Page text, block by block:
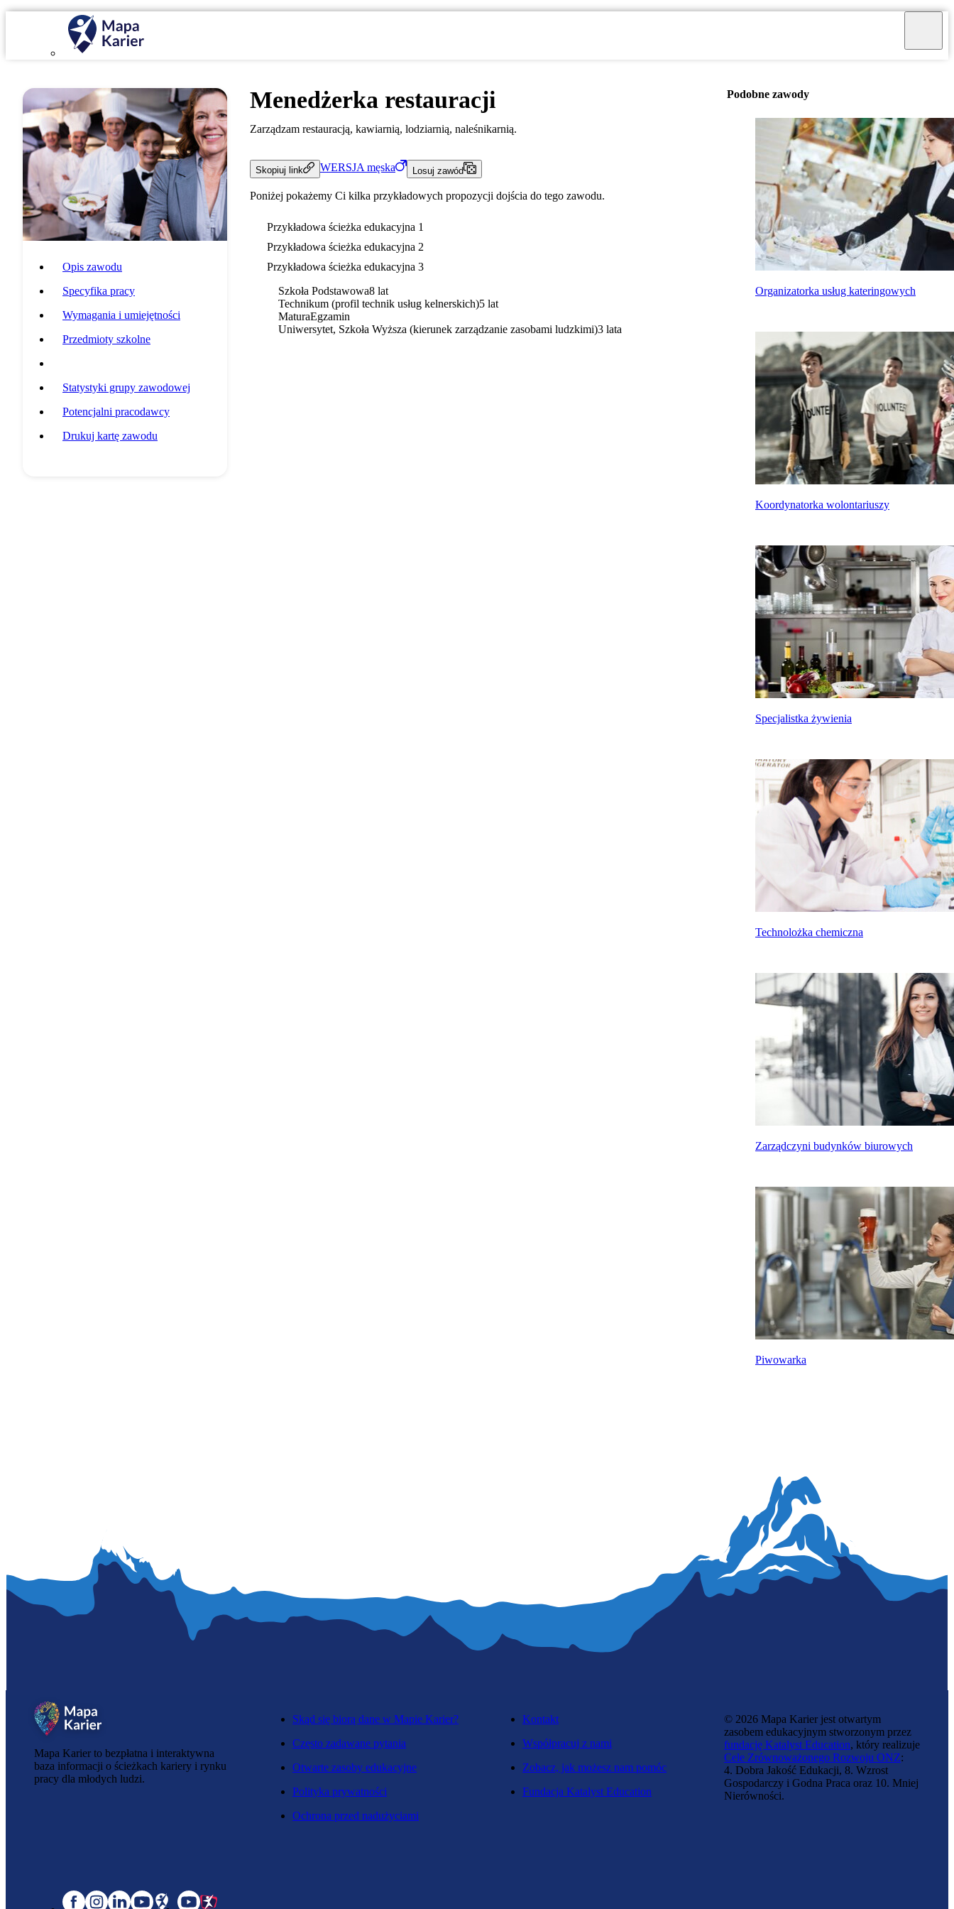
Opis zawodu
Specyfika pracy
Wymagania i umiejętności
Przedmioty szkolne
Statystyki grupy zawodowej
Potencjalni pracodawcy
Drukuj kartę zawodu
Menedżerka restauracji
Zarządzam restauracją, kawiarnią, lodziarnią, naleśnikarnią.
Skopiuj link WERSJA męska Losuj zawód
Poniżej pokażemy Ci kilka przykładowych propozycji dojścia do tego zawodu.
Przykładowa ścieżka edukacyjna 1
Przykładowa ścieżka edukacyjna 2
Przykładowa ścieżka edukacyjna 3
Szkoła Podstawowa8 lat
Technikum (profil technik usług kelnerskich)5 lat
MaturaEgzamin
Uniwersytet, Szkoła Wyższa (kierunek zarządzanie zasobami ludzkimi)3 lata
Podobne zawody
Organizatorka usług kateringowych
Koordynatorka wolontariuszy
Specjalistka żywienia
Technolożka chemiczna
Zarządczyni budynków biurowych
Piwowarka
Mapa Karier to bezpłatna i interaktywna
baza informacji o ścieżkach kariery i rynku
pracy dla młodych ludzi.
Skąd się biorą dane w Mapie Karier?
Często zadawane pytania
Otwarte zasoby edukacyjne
Polityka prywatności
Ochrona przed nadużyciami
Kontakt
Współpracuj z nami
Zobacz, jak możesz nam pomóc
Fundacja Katalyst Education
© 2026 Mapa Karier jest otwartym
zasobem edukacyjnym stworzonym przez
fundację Katalyst Education, który realizuje
Cele Zrównoważonego Rozwoju ONZ:
4. Dobra Jakość Edukacji, 8. Wzrost
Gospodarczy i Godna Praca oraz 10. Mniej
Nierówności.